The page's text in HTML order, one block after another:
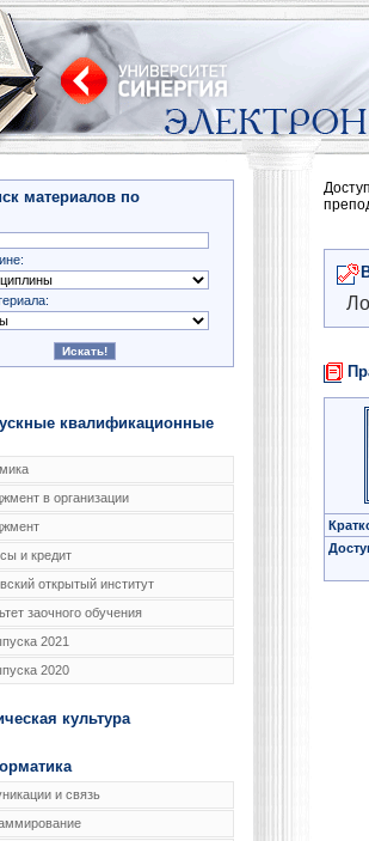
материалов по
квалификационные
в организации
и кредит
открытый институт
заочного обучения
2021
2020
культура
и связь